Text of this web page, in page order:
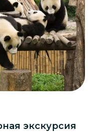
экскурсия